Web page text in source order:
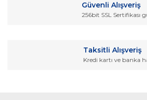
Gönder
Güvenli Alışveriş
256bit SSL Sertifikası
Taksitli Alışveriş
Kredi kartı ve banka